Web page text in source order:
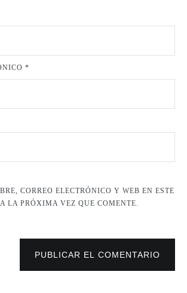
*
CORREO ELECTRÓNICO Y WEB EN ESTE
LA PRÓXIMA VEZ QUE COMENTE.
PUBLICAR EL COMENTARIO